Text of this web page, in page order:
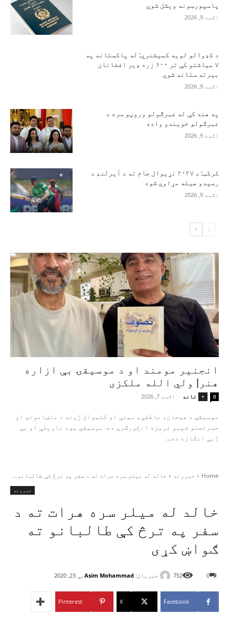
پاسپورټونه وېشل شوي
اګست 9, 2026
د کډوالو لویه کمېشنري: له پاکستانه په
۷ میاشتو کې تر ۶۰۰ زره ډېر افغانان
بېرته ستانه شوي
اګست 9, 2026
په هند کې له غبرګولو وروڼو سره د
غبرګولو خویندو واده
اګست 9, 2026
کرکټ: د ۲۰۲۷ نړیوال جام ته د آیرلنډ د
رسېدو هیله مړاوې شوه
اګست 9, 2026
انجنیر مومند او د موسیقۍ بې‌ ازاره
هنر| ولي الله ملکزی
+ تاند - اګست 7, 2026 0
موسیقي د هیجان، عاطفې، مینې او کلیوال ژوند د ماښامونو او
حسرتجنو شېبو غږیزه انځورګري ده. موسیقي یوه ناوېلې او بې‌
ژبې انګازه ده...